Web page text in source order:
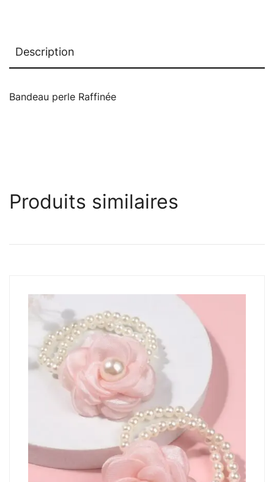
Description
Bandeau perle Raffinée
Produits similaires